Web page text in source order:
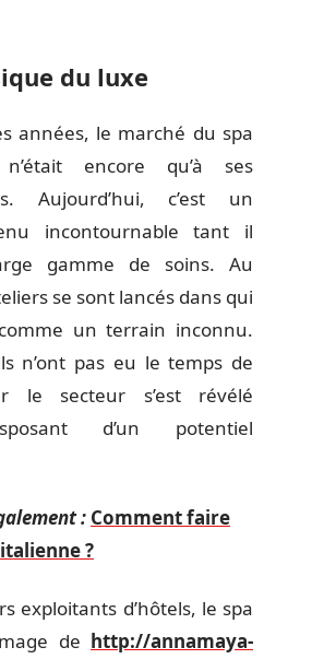
du luxe
années, le marché du spa
encore qu’à ses
Aujourd’hui, c’est un
incontournable tant il
gamme de soins. Au
se sont lancés dans qui
un terrain inconnu.
n’ont pas eu le temps de
le secteur s’est révélé
d’un potentiel
: Comment faire
?
exploitants d’hôtels, le spa
de http://annamaya-